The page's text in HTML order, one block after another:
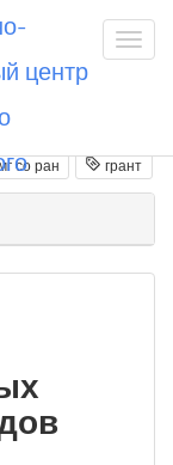
центр
со ран грант